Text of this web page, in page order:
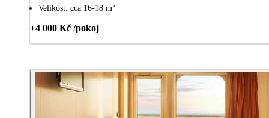
Velikost: cca 16-18 m²
+4 000 Kč /pokoj